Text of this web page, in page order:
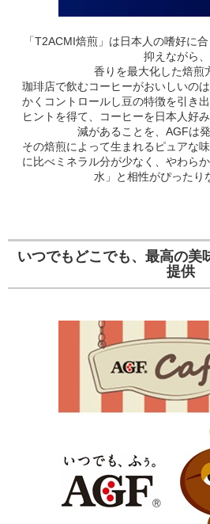
「T2ACMI焙煎」は日本人の嗜好に
抑えながら、
香りを最大化した焙煎
珈琲店で飲むコーヒーがおいしいの
かくコントロールし豆の特徴を引き
ヒントを得て、コーヒーを日本人好
減があることを、AGFは発
その焙煎によって生まれるピュアな
に比べミネラル分が少なく、やわら
水」と相性がぴったり
いつでもどこでも、最高の美
提供